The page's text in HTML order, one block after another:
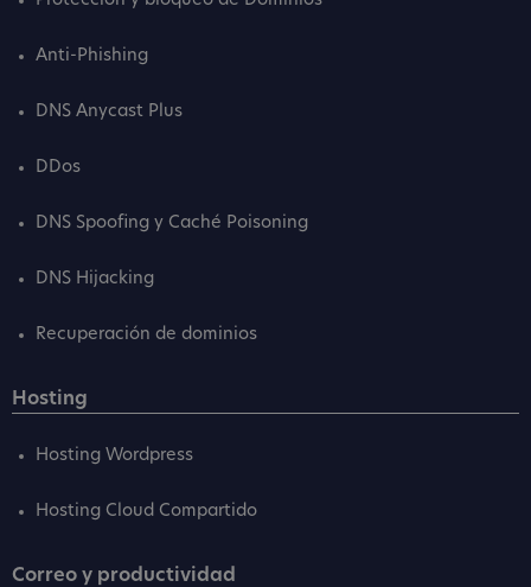
Anti-Phishing
DNS Anycast Plus
DDos
DNS Spoofing y Caché Poisoning
DNS Hijacking
Recuperación de dominios
Hosting
Hosting Wordpress
Hosting Cloud Compartido
Correo y productividad